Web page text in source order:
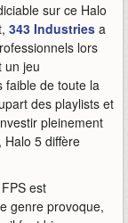
sur ce Halo
343 Industries a
lors
un jeu
faible de toute la
des playlists et
pleinement
Halo 5 diffère
est
genre provoque,